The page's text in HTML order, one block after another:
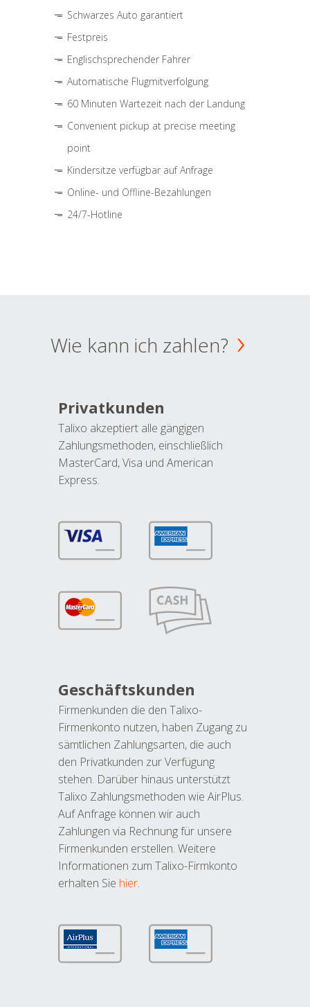
Schwarzes Auto garantiert
Festpreis
Englischsprechender Fahrer
Automatische Flugmitverfolgung
60 Minuten Wartezeit nach der Landung
Convenient pickup at precise meeting
point
Kindersitze verfügbar auf Anfrage
Online- und Offline-Bezahlungen
24/7-Hotline
Wie kann ich zahlen?
Privatkunden
Talixo akzeptiert alle gängigen
Zahlungsmethoden, einschließlich
MasterCard, Visa und American
Express.
Geschäftskunden
Firmenkunden die den Talixo-
Firmenkonto nutzen, haben Zugang zu
sämtlichen Zahlungsarten, die auch
den Privatkunden zur Verfügung
stehen. Darüber hinaus unterstützt
Talixo Zahlungsmethoden wie AirPlus.
Auf Anfrage können wir auch
Zahlungen via Rechnung für unsere
Firmenkunden erstellen. Weitere
Informationen zum Talixo-Firmkonto
erhalten Sie hier.